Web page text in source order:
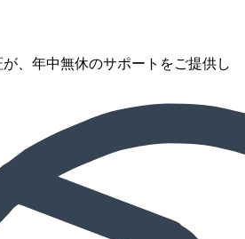
、年中無休のサポートをご提供し